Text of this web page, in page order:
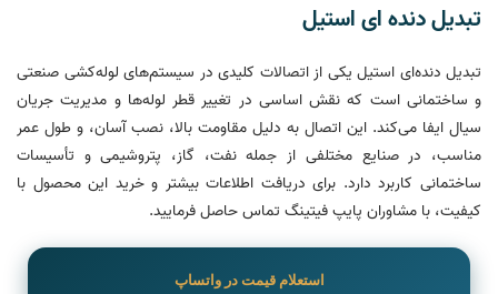
تبدیل دنده ای استیل
تبدیل دنده‌ای استیل یکی از اتصالات کلیدی در سیستم‌های لوله‌کشی صنعتی
و ساختمانی است که نقش اساسی در تغییر قطر لوله‌ها و مدیریت جریان
سیال ایفا می‌کند. این اتصال به دلیل مقاومت بالا، نصب آسان، و طول عمر
مناسب، در صنایع مختلفی از جمله نفت، گاز، پتروشیمی و تأسیسات
ساختمانی کاربرد دارد. برای دریافت اطلاعات بیشتر و خرید این محصول با
کیفیت، با مشاوران پایپ فیتینگ تماس حاصل فرمایید.
استعلام قیمت در واتساپ